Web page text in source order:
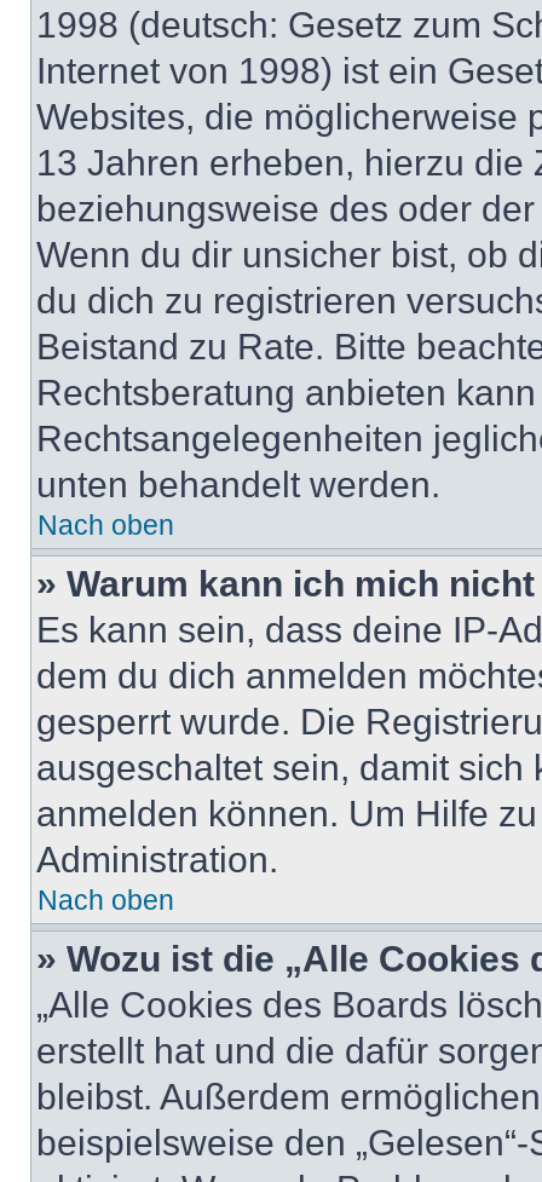
1998 (deutsch: Gesetz zum
Internet von 1998) ist ein
Websites, die möglicherweise
13 Jahren erheben, hierzu die
beziehungsweise des oder
Wenn du dir unsicher bist, ob
du dich zu registrieren
Beistand zu Rate. Bitte
Rechtsberatung anbieten
Rechtsangelegenheiten
unten behandelt werden.
Nach oben
» Warum kann ich mich
Es kann sein, dass deine IP-
dem du dich anmelden
gesperrt wurde. Die
ausgeschaltet sein, damit
anmelden können. Um Hilfe
Administration.
Nach oben
» Wozu ist die „Alle
„Alle Cookies des Boards
erstellt hat und die dafür
bleibst. Außerdem
beispielsweise den